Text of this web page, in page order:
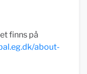
finns på
about-